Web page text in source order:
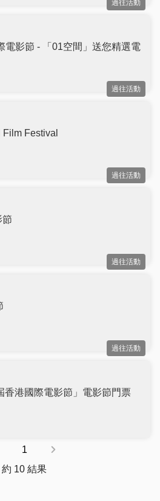
過往活動
電影節 - 「01空間」送您精選電
過往活動
Festival
過往活動
節
過往活動
過往活動
香港國際電影節」電影節門票
1
約 10 結果